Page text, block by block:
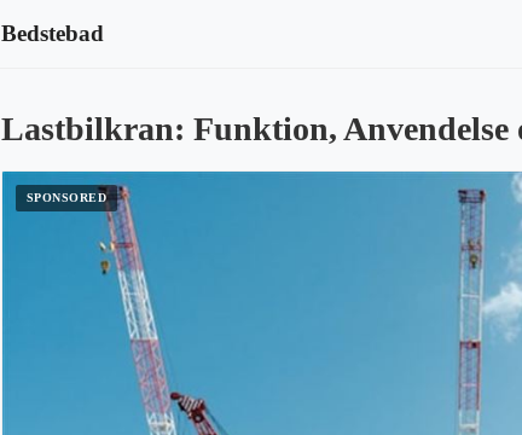
Bedstebad
Lastbilkran: Funktion, Anvendelse